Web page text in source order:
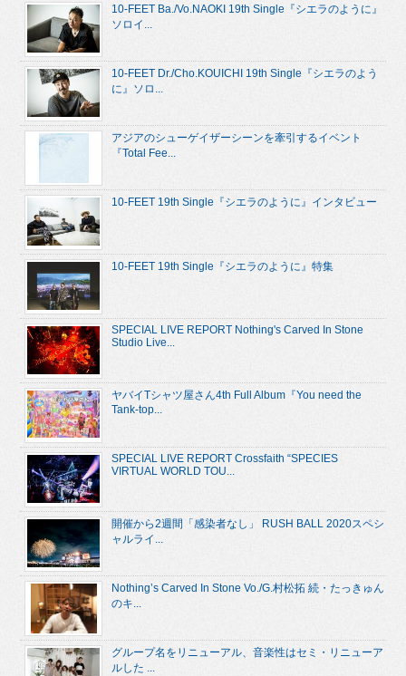
10-FEET Ba./Vo.NAOKI 19th Single『シエラのように』
ソロイ...
10-FEET Dr./Cho.KOUICHI 19th Single『シエラのよう
に』ソロ...
アジアのシューゲイザーシーンを牽引するイベント
『Total Fee...
10-FEET 19th Single『シエラのように』インタビュー
10-FEET 19th Single『シエラのように』特集
SPECIAL LIVE REPORT Nothing's Carved In Stone
Studio Live...
ヤバイTシャツ屋さん4th Full Album『You need the
Tank-top...
SPECIAL LIVE REPORT Crossfaith “SPECIES
VIRTUAL WORLD TOU...
開催から2週間「感染者なし」 RUSH BALL 2020スペシ
ャルライ...
Nothing’s Carved In Stone Vo./G.村松拓 続・たっきゅん
のキ...
グループ名をリニューアル、音楽性はセミ・リニューア
ルした ...